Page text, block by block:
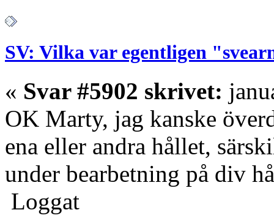
SV: Vilka var egentligen
« Svar #5902 skrivet:
OK Marty, jag kanske
ena eller andra hållet,
under bearbetning på div
Loggat